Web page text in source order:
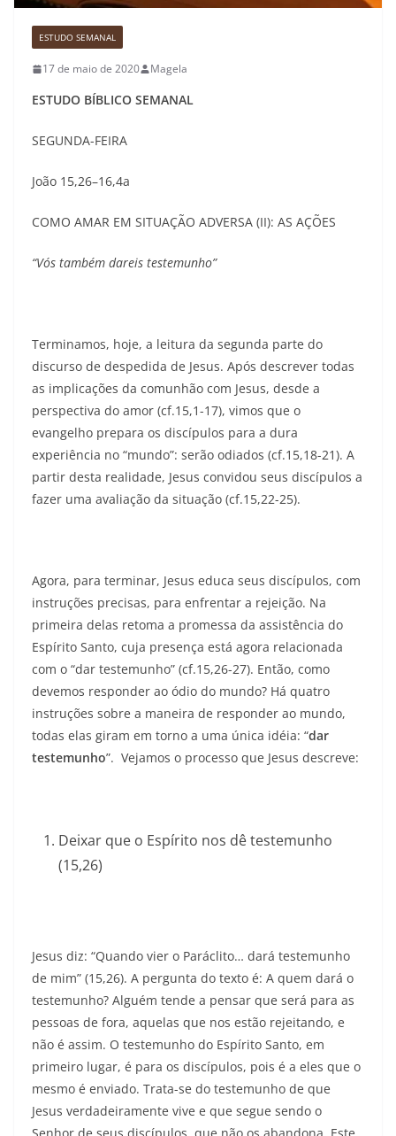
ESTUDO SEMANAL
17 de maio de 2020 Magela
ESTUDO BÍBLICO SEMANAL
SEGUNDA-FEIRA
João 15,26–16,4a
COMO AMAR EM SITUAÇÃO ADVERSA (II): AS AÇÕES
“Vós também dareis testemunho”
Terminamos, hoje, a leitura da segunda parte do
discurso de despedida de Jesus. Após descrever todas
as implicações da comunhão com Jesus, desde a
perspectiva do amor (cf.15,1-17), vimos que o
evangelho prepara os discípulos para a dura
experiência no “mundo”: serão odiados (cf.15,18-21). A
partir desta realidade, Jesus convidou seus discípulos a
fazer uma avaliação da situação (cf.15,22-25).
Agora, para terminar, Jesus educa seus discípulos, com
instruções precisas, para enfrentar a rejeição. Na
primeira delas retoma a promessa da assistência do
Espírito Santo, cuja presença está agora relacionada
com o “dar testemunho” (cf.15,26-27). Então, como
devemos responder ao ódio do mundo? Há quatro
instruções sobre a maneira de responder ao mundo,
todas elas giram em torno a uma única idéia: “dar
testemunho”. Vejamos o processo que Jesus descreve:
Deixar que o Espírito nos dê testemunho
(15,26)
Jesus diz: “Quando vier o Paráclito… dará testemunho
de mim” (15,26). A pergunta do texto é: A quem dará o
testemunho? Alguém tende a pensar que será para as
pessoas de fora, aquelas que nos estão rejeitando, e
não é assim. O testemunho do Espírito Santo, em
primeiro lugar, é para os discípulos, pois é a eles que o
mesmo é enviado. Trata-se do testemunho de que
Jesus verdadeiramente vive e que segue sendo o